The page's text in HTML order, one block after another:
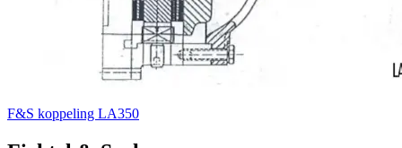
F&S koppeling LA350